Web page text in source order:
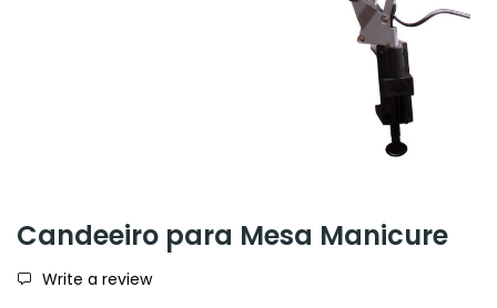
Candeeiro para Mesa Manicure
Write a review